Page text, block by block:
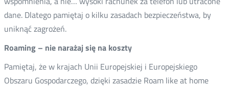
dane. Dlatego pamiętaj o kilku zasadach bezpieczeństwa, by
uniknąć zagrożeń.
Roaming – nie narażaj się na koszty
Pamiętaj, że w krajach Unii Europejskiej i Europejskiego
Obszaru Gospodarczego, dzięki zasadzie Roam like at home